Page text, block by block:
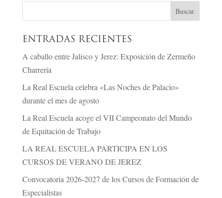
ENTRADAS RECIENTES
A caballo entre Jalisco y Jerez: Exposición de Zermeño
Charrería
La Real Escuela celebra «Las Noches de Palacio»
durante el mes de agosto
La Real Escuela acoge el VII Campeonato del Mundo
de Equitación de Trabajo
LA REAL ESCUELA PARTICIPA EN LOS
CURSOS DE VERANO DE JEREZ
Convocatoria 2026-2027 de los Cursos de Formación de
Especialistas